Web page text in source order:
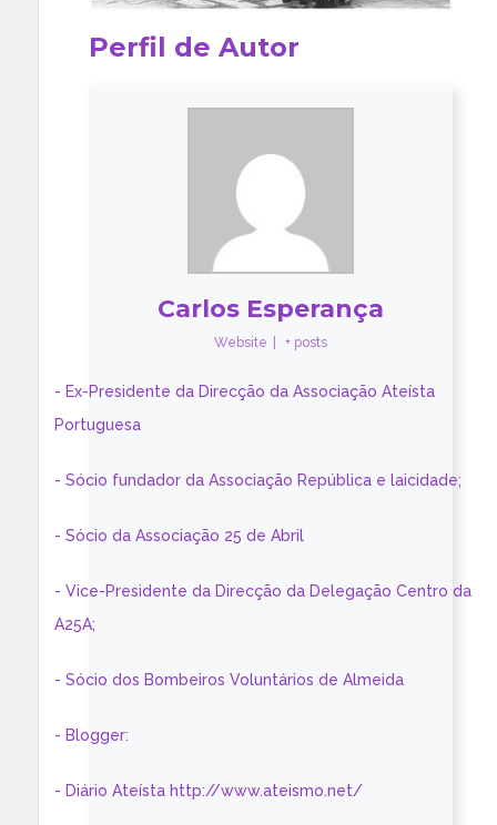
Perfil de Autor
Carlos Esperança
Website + posts
- Ex-Presidente da Direcção da Associação Ateísta
Portuguesa
- Sócio fundador da Associação República e laicidade;
- Sócio da Associação 25 de Abril
- Vice-Presidente da Direcção da Delegação Centro da
A25A;
- Sócio dos Bombeiros Voluntários de Almeida
- Blogger:
- Diário Ateísta http://www.ateismo.net/